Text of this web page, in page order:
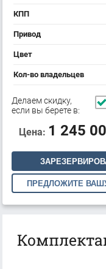
КПП
Привод
Цвет
Кол-во владельцев
Делаем скидку,
если вы берете в:
Цена: 1 245
ПРЕДЛОЖИТЕ